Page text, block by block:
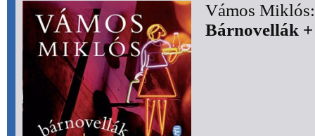
Vámos Miklós:
Bárnovellák